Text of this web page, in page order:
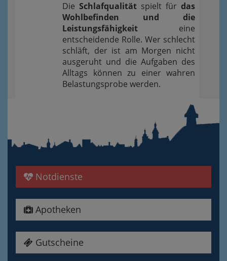
Die Schlafqualität spielt für das
Wohlbefinden und die
Leistungsfähigkeit eine
entscheidende Rolle. Wer schlecht
schläft, der ist am Morgen nicht
ausgeruht und die Aufgaben des
Alltags können zu einer wahren
Belastungsprobe werden.
Notdienste
Apotheken
Gutscheine